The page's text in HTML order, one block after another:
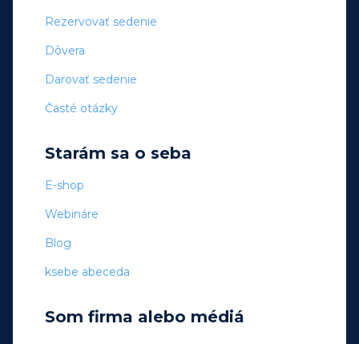
Rezervovať sedenie
Dôvera
Darovať sedenie
Časté otázky
Starám sa o seba
E-shop
Webináre
Blog
ksebe abeceda
Som firma alebo médiá